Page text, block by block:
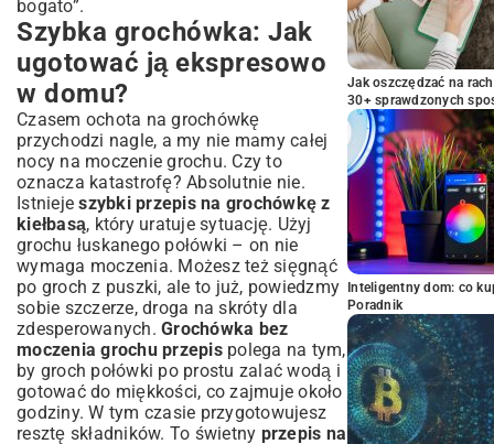
bogato”.
Szybka grochówka: Jak
ugotować ją ekspresowo
w domu?
Czasem ochota na grochówkę
przychodzi nagle, a my nie mamy całej
nocy na moczenie grochu. Czy to
oznacza katastrofę? Absolutnie nie.
Istniejeszybki przepis na grochówkę z
kiełbasą, który uratuje sytuację. Użyj
grochu łuskanego połówki – on nie
wymaga moczenia. Możesz też sięgnąć
po groch z puszki, ale to już, powiedzmy
sobie szczerze, droga na skróty dla
zdesperowanych. Grochówka bez
moczenia grochu przepispolega na tym,
by groch połówki po prostu zalać wodą i
gotować do miękkości, co zajmuje około
godziny. W tym czasie przygotowujesz
resztę składników. To świetny przepis na
Jak oszczędzać na
30+ sprawdzonych
Inteligentny dom: co
Poradnik